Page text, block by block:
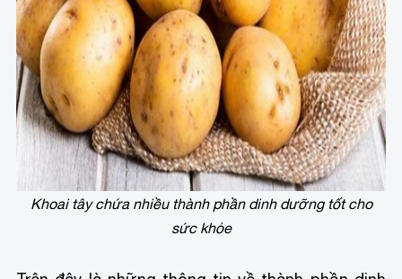
Khoai tây chứa nhiều thành phần dinh dưỡng tốt cho
sức khỏe